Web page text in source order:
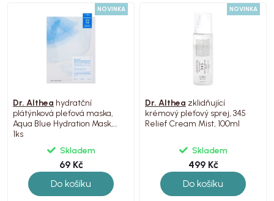
NOVINKA
Dr. Althea hydratční
plátýnková pleťová maska,
Aqua Blue Hydration Mask,
1ks
Skladem
69 Kč
Do košíku
NOVINKA
Dr. Althea zklidňující
krémový pleťový sprej, 345
Relief Cream Mist, 100ml
Skladem
499 Kč
Do košíku